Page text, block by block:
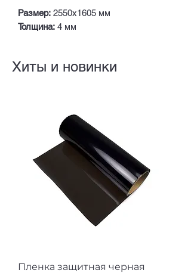
Размер: 2550х1605 мм
Толщина: 4 мм
Хиты и новинки
Пленка защитная черная